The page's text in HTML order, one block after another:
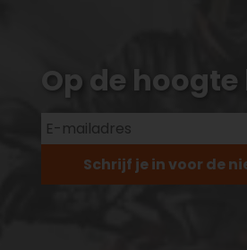
Op de
Schrijf je in voor de